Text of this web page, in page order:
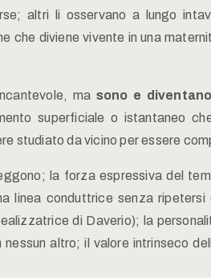
altri li osservano a lungo
che diviene vivente in una
ma sono e
superficiale o istantaneo
studiato da vicino per essere
la forza espressiva del
linea conduttrice senza
di Daverio); la
altro; il valore intrinseco